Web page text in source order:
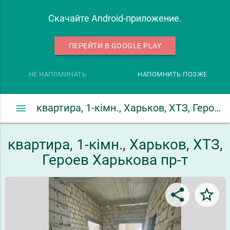
Скачайте Android-приложение.
ПЕРЕЙТИ В GOOGLE PLAY
НЕ НАПОМИНАТЬ НАПОМНИТЬ ПОЗЖЕ
квартира, 1-кімн., Харьков, ХТЗ, Героев Харькова пр-т
menu
квартира, 1-кімн., Харьков, ХТЗ,
Героев Харькова пр-т
share star_border